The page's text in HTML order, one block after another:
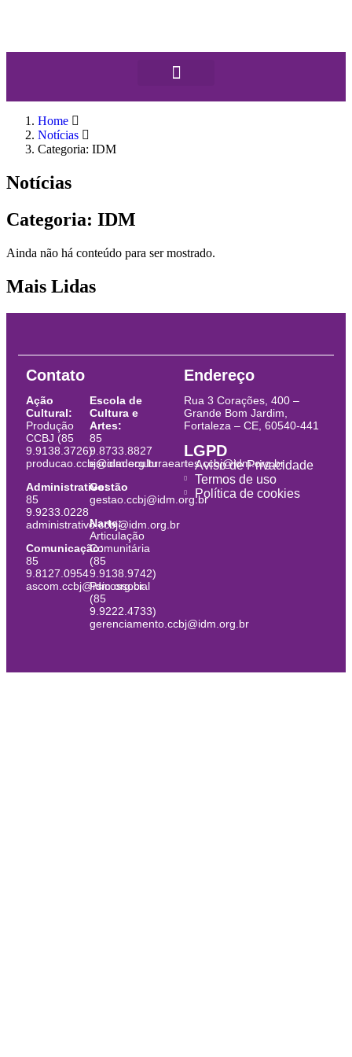
Home
Notícias
Categoria: IDM
Notícias
Categoria: IDM
Ainda não há conteúdo para ser mostrado.
Mais Lidas
Contato
Ação
Cultural:
Produção
CCBJ (85
9.9138.3726)
producao.ccbj@idm.org.br
Administrativo:
85
9.9233.0228
administrativo.ccbj@idm.org.br
Comunicação:
85
9.8127.0954
ascom.ccbj@idm.org.br
Escola de
Cultura e
Artes:
85
9.8733.8827
escoladeculturaeartes.ccbj@idm.org.br
Gestão
gestao.ccbj@idm.org.br
Narte:
Articulação
Comunitária
(85
9.9138.9742)
Psicossocial
(85
9.9222.4733)
gerenciamento.ccbj@idm.org.br
Endereço
Rua 3 Corações, 400 –
Grande Bom Jardim,
Fortaleza – CE, 60540-441
LGPD
Aviso de Privacidade
Termos de uso
Política de cookies